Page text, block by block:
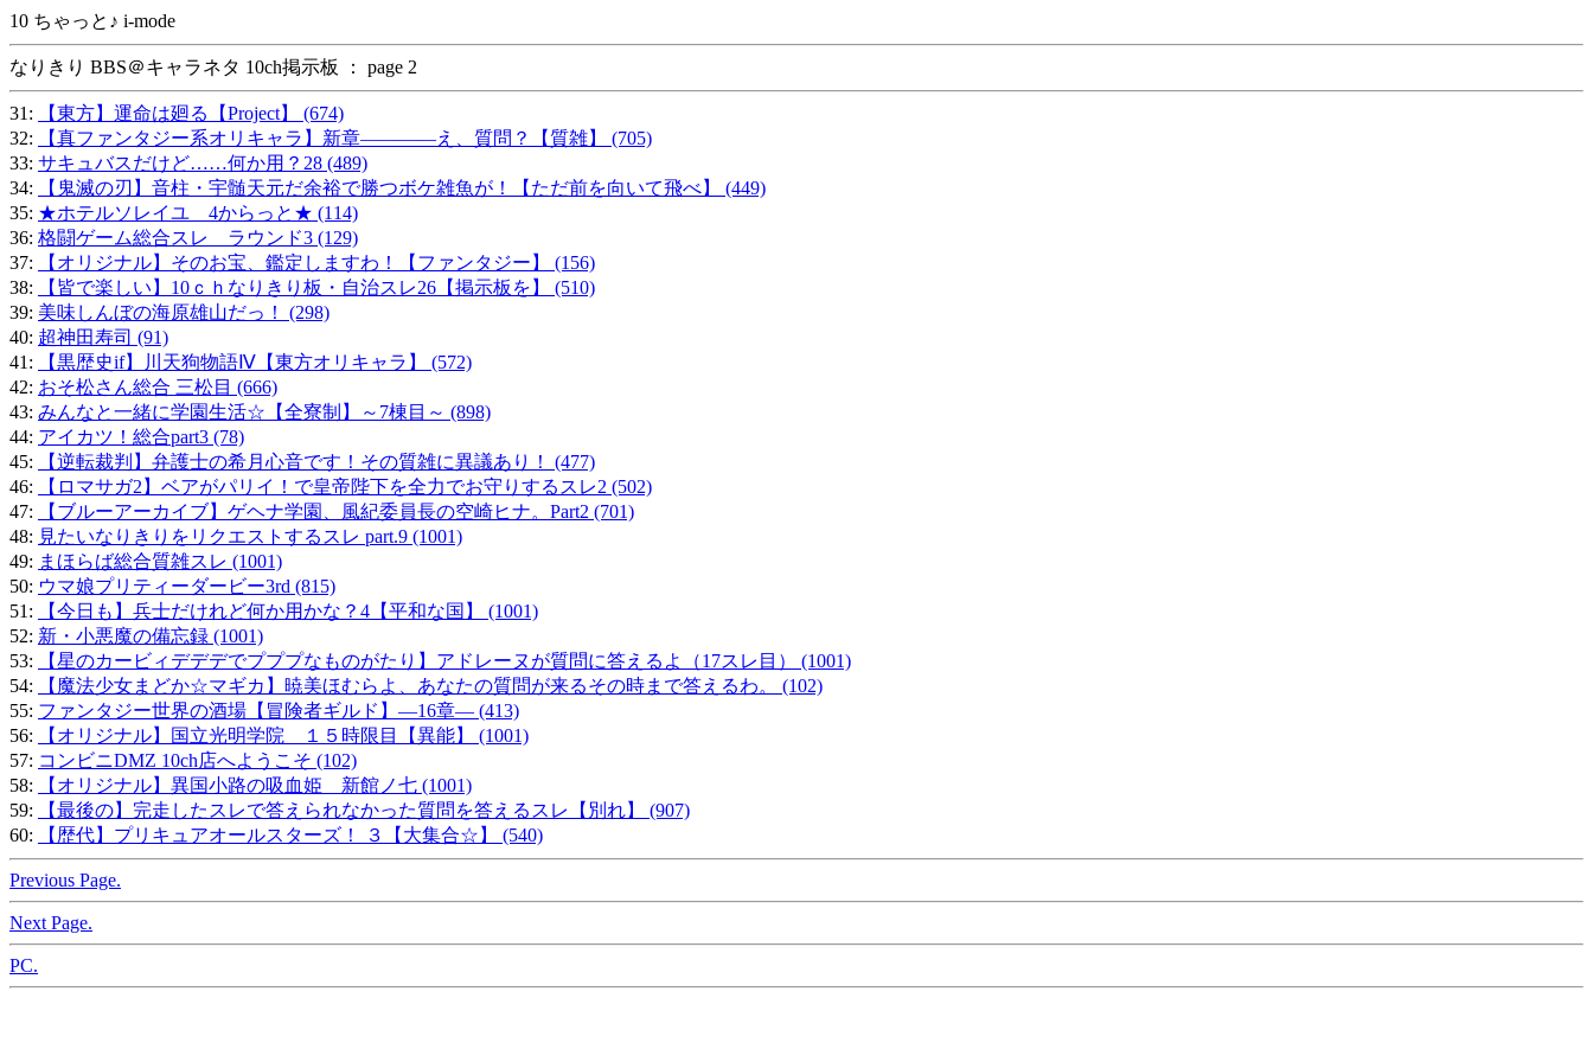
10 ちゃっと♪ i-mode
なりきり BBS＠キャラネタ 10ch掲示板 ： page 2
31:
【東方】運命は廻る【Project】 (674)
32:
【真ファンタジー系オリキャラ】新章――――え、質問？【質雑】 (705)
33: サキュバスだけど……何か用？28 (489)
34:
【鬼滅の刃】音柱・宇髄天元だ余裕で勝つボケ雑魚が！【ただ前を向いて飛べ】 (449)
35: ★ホテルソレイユ 4からっと★ (114)
36: 格闘ゲーム総合スレ ラウンド3 (129)
37:
【オリジナル】そのお宝、鑑定しますわ！【ファンタジー】 (156)
38:
【皆で楽しい】10ｃｈなりきり板・自治スレ26【掲示板を】 (510)
39: 美味しんぼの海原雄山だっ！ (298)
40: 超神田寿司 (91)
41:
【黒歴史if】川天狗物語Ⅳ【東方オリキャラ】 (572)
42: おそ松さん総合 三松目 (666)
43: みんなと一緒に学園生活☆【全寮制】～7棟目～ (898)
44: アイカツ！総合part3 (78)
45:
【逆転裁判】弁護士の希月心音です！その質雑に異議あり！ (477)
46:
【ロマサガ2】ベアがパリイ！で皇帝陛下を全力でお守りするスレ2 (502)
47:
【ブルーアーカイブ】ゲヘナ学園、風紀委員長の空崎ヒナ。Part2 (701)
48: 見たいなりきりをリクエストするスレ part.9 (1001)
49: まほらば総合質雑スレ (1001)
50: ウマ娘プリティーダービー3rd (815)
51:
【今日も】兵士だけれど何か用かな？4【平和な国】 (1001)
52: 新・小悪魔の備忘録 (1001)
53:
【星のカービィデデデでプププなものがたり】アドレーヌが質問に答えるよ（17スレ目） (1001)
54:
【魔法少女まどか☆マギカ】暁美ほむらよ、あなたの質問が来るその時まで答えるわ。 (102)
55: ファンタジー世界の酒場【冒険者ギルド】―16章― (413)
56:
【オリジナル】国立光明学院 １５時限目【異能】 (1001)
57: コンビニDMZ 10ch店へようこそ (102)
58:
【オリジナル】異国小路の吸血姫 新館ノ七 (1001)
59:
【最後の】完走したスレで答えられなかった質問を答えるスレ【別れ】 (907)
60:
【歴代】プリキュアオールスターズ！ ３【大集合☆】 (540)
Previous Page.
Next Page.
PC.